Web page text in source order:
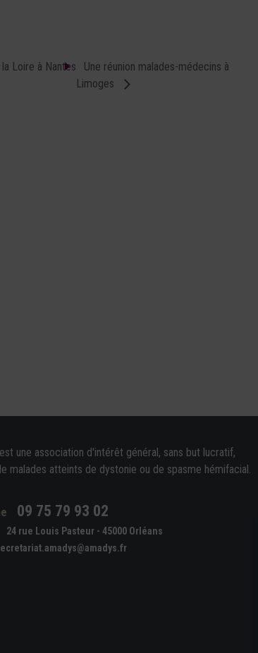
Loire à Nantes
Une réunion malades-médecins à
Limoges
une association d'intérêt général, sans but lucratif,
malades atteints de dystonie ou de spasme hémifacial.
09 75 79 93 02
24 rue Louis Pasteur - 45000 Orléans